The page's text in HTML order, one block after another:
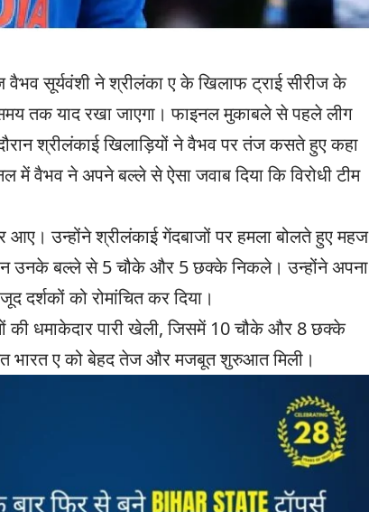
वैभव सूर्यवंशी ने श्रीलंका ए के खिलाफ ट्राई सीरीज के
तक याद रखा जाएगा। फाइनल मुकाबले से पहले लीग
श्रीलंकाई खिलाड़ियों ने वैभव पर तंज कसते हुए कहा
वैभव ने अपने बल्ले से ऐसा जवाब दिया कि विरोधी टीम
उन्होंने श्रीलंकाई गेंदबाजों पर हमला बोलते हुए महज
उनके बल्ले से 5 चौके और 5 छक्के निकले। उन्होंने अपना
दर्शकों को रोमांचित कर दिया।
की धमाकेदार पारी खेली, जिसमें 10 चौके और 8 छक्के
भारत ए को बेहद तेज और मजबूत शुरुआत मिली।